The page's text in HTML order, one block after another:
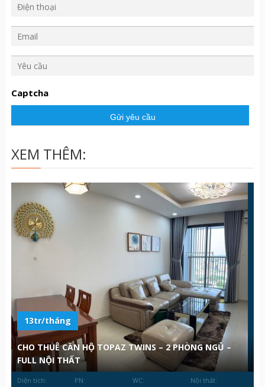
c
ầ
Captcha
XEM THÊM:
13tr/tháng
CHO THUÊ CĂN HỘ TOPAZ TWINS – 2 PHÒNG NGỦ –
FULL NỘI THẤT
Diện tích:
PN:
WC:
Nội thất: